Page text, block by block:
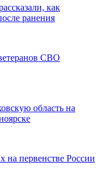
как
ранения
СВО
область на
на первенстве России